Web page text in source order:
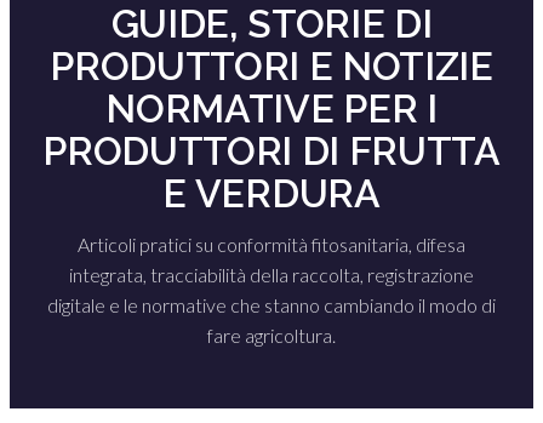
GUIDE, STORIE DI
PRODUTTORI E NOTIZIE
NORMATIVE PER I
PRODUTTORI DI FRUTTA
E VERDURA
Articoli pratici su conformità fitosanitaria, difesa
integrata, tracciabilità della raccolta, registrazione
digitale e le normative che stanno cambiando il modo di
fare agricoltura.